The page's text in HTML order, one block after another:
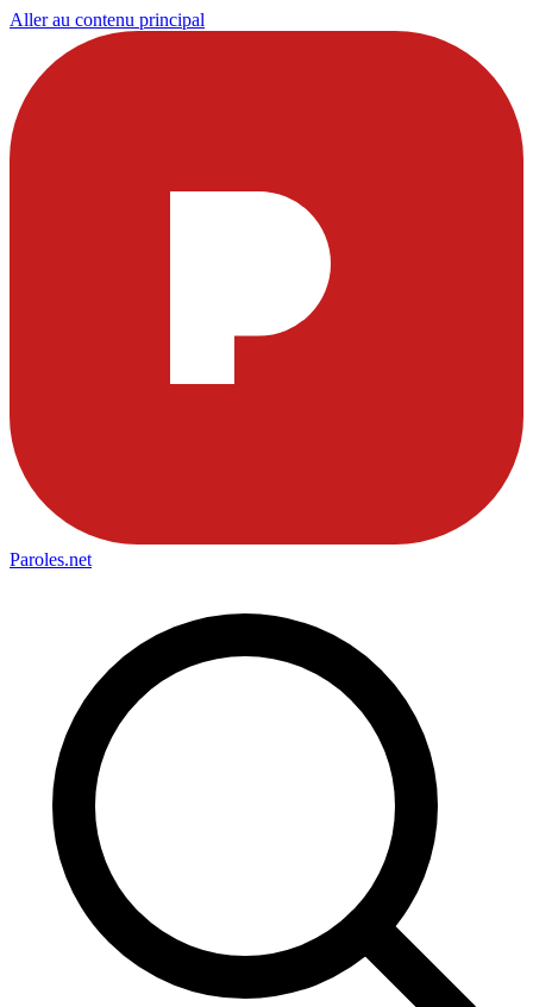
Aller au contenu principal
Paroles.net